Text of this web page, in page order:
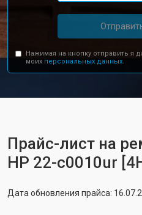
Нажимая на кнопку отправить я
моих персональных данных.
Прайс-лист на
HP 22-c0010ur
Дата обновления прайса: